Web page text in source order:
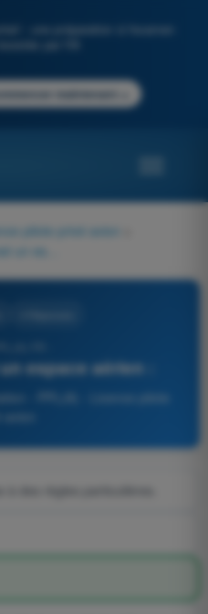
: une préparation à l'examen
maintenant
pilote privé avion
espace aérien :